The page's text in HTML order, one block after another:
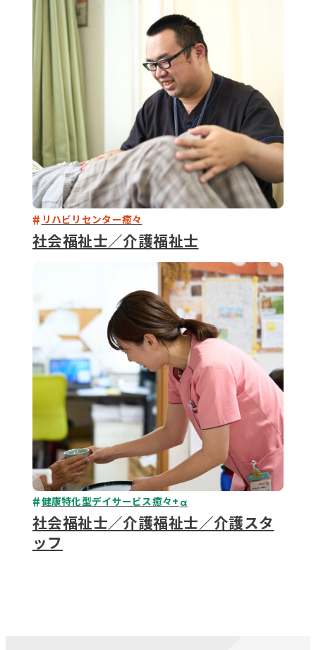
ENTRY
リハビリセンター癒々
社会福祉士／介護福祉士
健康特化型デイサービス癒々+α
社会福祉士／介護福祉士／介護スタ
ッフ